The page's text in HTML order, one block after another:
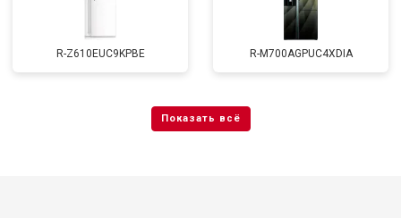
R-Z610EUC9KPBE R-M700AGPUC4XDIA